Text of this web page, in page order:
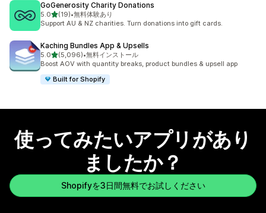
GoGenerosity Charity Donations
5.05つ星中
(19)
合計レビュー数：19件
•無料体験あり
Support AU & NZ charities. Turn donations into gift cards.
Kaching Bundles App & Upsells
5.05つ星中
(5,096)
合計レビュー数：5096件
•無料インストール
Boost AOV with quantity breaks, product bundles & upsell app
Built for Shopify
使ってみたいアプリがあり
ましたか？
Shopifyを3日間無料でお試しください